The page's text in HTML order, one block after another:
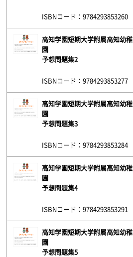
ISBNコード：9784293853260
高知学園短期大学附属高知幼稚
園
予想問題集2
ISBNコード：9784293853277
高知学園短期大学附属高知幼稚
園
予想問題集3
ISBNコード：9784293853284
高知学園短期大学附属高知幼稚
園
予想問題集4
ISBNコード：9784293853291
高知学園短期大学附属高知幼稚
園
予想問題集5